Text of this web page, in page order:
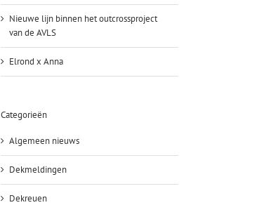
Nieuwe lijn binnen het outcrossproject
van de AVLS
Elrond x Anna
Categorieën
Algemeen nieuws
Dekmeldingen
Dekreuen